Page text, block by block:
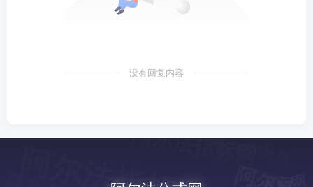
没有回复内容
阿尔法指标网
阿尔法指标网